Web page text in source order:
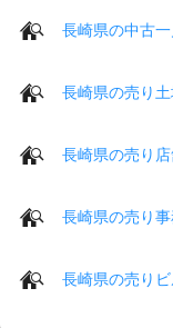
長崎県の中古
長崎県の売り
長崎県の売り
長崎県の売り
長崎県の売り